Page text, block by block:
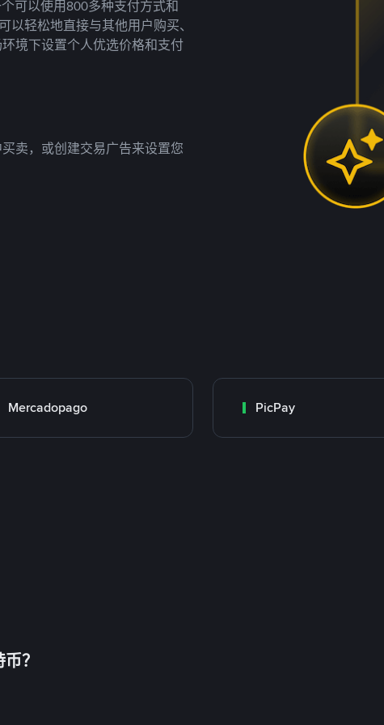
可以使用800多种支付方式和
轻松地直接与其他用户购买、
境下设置个人优选价格和支付
卖，或创建交易广告来设置您
Mercadopago PicPay
？